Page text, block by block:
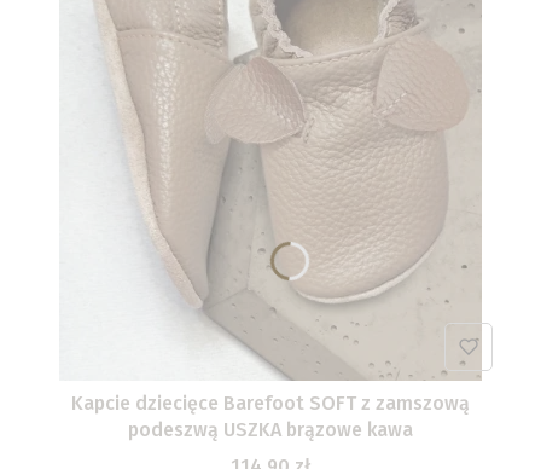
Kapcie dziecięce Barefoot SOFT z zamszową
podeszwą USZKA brązowe kawa